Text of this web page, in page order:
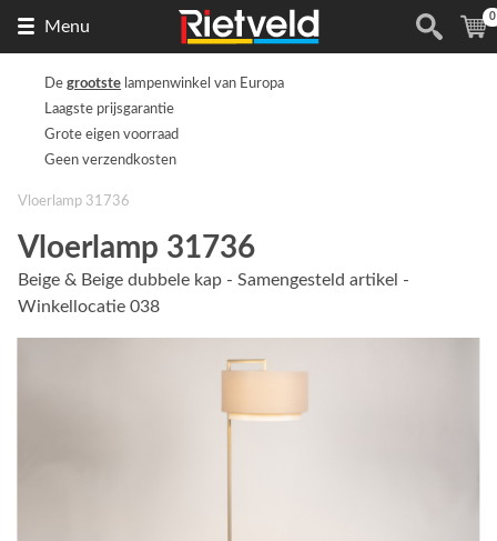
Menu
de
(
0
De grootste lampenwinkel van Europa
Laagste prijsgarantie
Grote eigen voorraad
Geen verzendkosten
Vloerlamp 31736
Vloerlamp 31736
Beige & Beige dubbele kap - Samengesteld artikel -
Winkellocatie 038